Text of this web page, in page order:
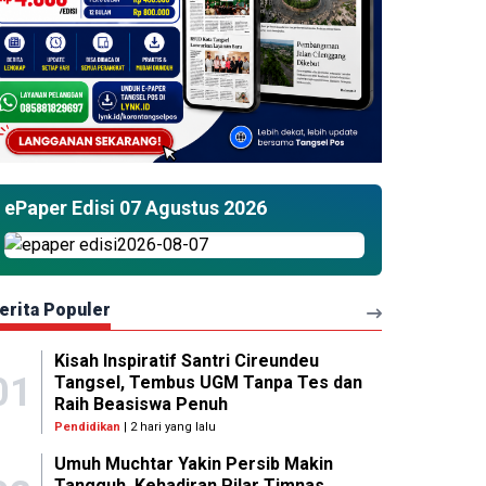
ePaper Edisi 07 Agustus 2026
Populer
Kisah Inspiratif Santri Cireundeu
Tangsel, Tembus UGM Tanpa Tes dan
Raih Beasiswa Penuh
Pendidikan | 2 hari yang lalu
Umuh Muchtar Yakin Persib Makin